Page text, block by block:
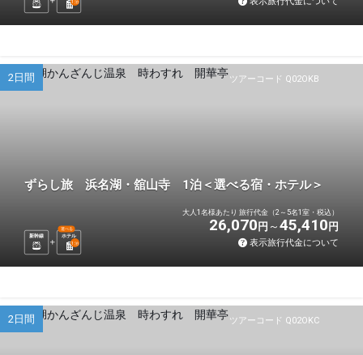
泊
ツアーコード Q02OKB
2日間
ずらし旅 浜名湖・舘山寺 1泊＜選べる宿・ホテル＞
新幹線 ホテル
選べる
1 泊
大人1名様あたり 旅行代金（2～5名1室・税込）
26,070 円 45,410 円
表示旅行代金について
ツアーコード Q02OKC
2日間